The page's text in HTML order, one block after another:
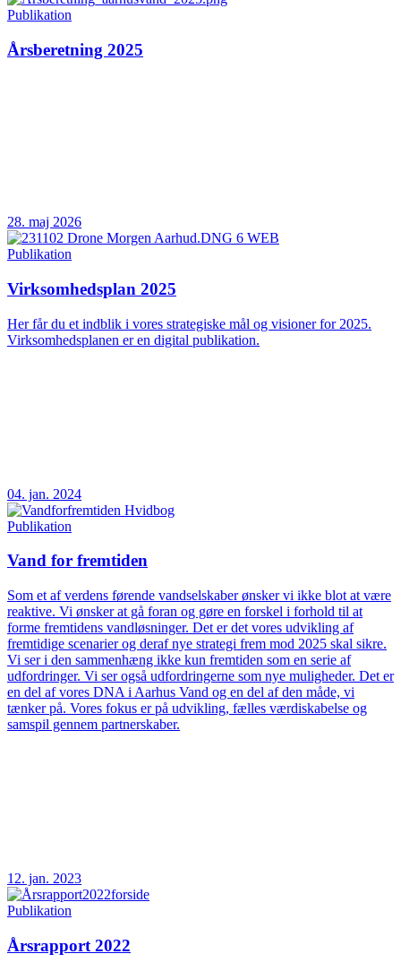
Publikation
Årsberetning 2025
28. maj 2026
Publikation
Virksomhedsplan 2025
Her får du et indblik i vores strategiske mål og visioner for 2025.
Virksomhedsplanen er en digital publikation.
04. jan. 2024
Publikation
Vand for fremtiden
Som et af verdens førende vandselskaber ønsker vi ikke blot at være
reaktive. Vi ønsker at gå foran og gøre en forskel i forhold til at
forme fremtidens vandløsninger. Det er det vores udvikling af
fremtidige scenarier og deraf nye strategi frem mod 2025 skal sikre.
Vi ser i den sammenhæng ikke kun fremtiden som en serie af
udfordringer. Vi ser også udfordringerne som nye muligheder. Det er
en del af vores DNA i Aarhus Vand og en del af den måde, vi
tænker på. Vores fokus er på udvikling, fælles værdiskabelse og
samspil gennem partnerskaber.
12. jan. 2023
Publikation
Årsrapport 2022